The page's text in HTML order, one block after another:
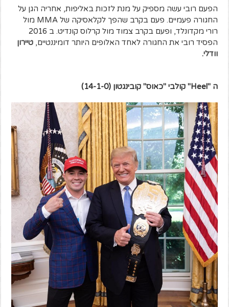
הפעם רובי עשה מספיק על מנת לזכות באליפות, אחריה הגן על
החגורה פעמיים. פעם בקרב שהפך לקלאסיקה של MMA מול
רורי מקדונלד, ופעם בקרב צמוד מול קרלוס קונדיט. ב 2016
הפסיד רובי את החגורה לאחד האלופים היותר דומיננטיים,טיירון
וודלי.
ה "Heel" קולבי "כאוס" קובינגטון (14-1-0)